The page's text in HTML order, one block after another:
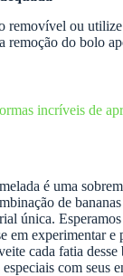
removível ou
remoção do bolo
incríveis de
é uma
de
única.
em experimentar e
cada fatia desse
com seus